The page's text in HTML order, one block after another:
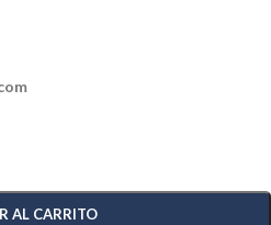
AL CARRITO